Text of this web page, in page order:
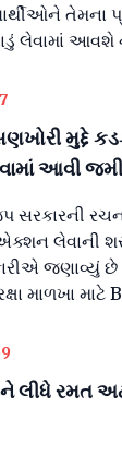
તેમના
લેવામાં આવશે
મુદ્દે
આવી
સરકારની
એક્શન
જણાવ્યું છે
માળખા માટે
લીધે રમત